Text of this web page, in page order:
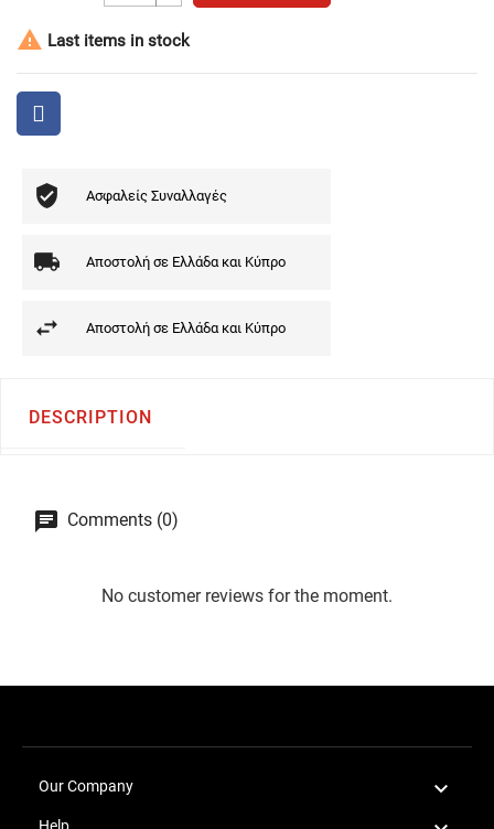
 Last items in stock
Ασφαλείς Συναλλαγές
Αποστολή σε Ελλάδα και Κύπρο
Αποστολή σε Ελλάδα και Κύπρο
DESCRIPTION
Comments (0)
No customer reviews for the moment.
Our Company 